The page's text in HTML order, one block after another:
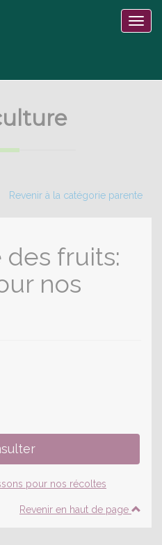
Revenir à la catégorie parente
fruits:
nos
Revenir en haut de page